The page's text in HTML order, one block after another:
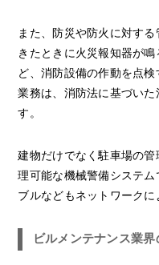
また、防災や防火に対す
きたときに火災報知器が
ど、消防設備の作動を点
業務は、消防法に基づい
す。
建物だけでなく駐車場の
理可能な機械警備システ
ブルなどもネットワークに
ビルメンテナンス業